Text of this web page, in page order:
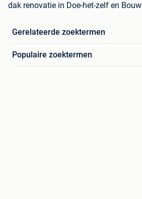
dak renovatie in Doe-het-zelf en Bouw
Gerelateerde zoektermen
Populaire zoektermen